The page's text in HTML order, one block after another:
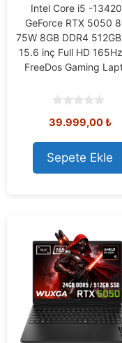
Intel Core i5 -
GeForce RTX 5050
75W 8GB DDR4
15.6 inç Full HD
FreeDos Gaming
o
t
o
f
5
39.999,00₺
Sepete Ekle